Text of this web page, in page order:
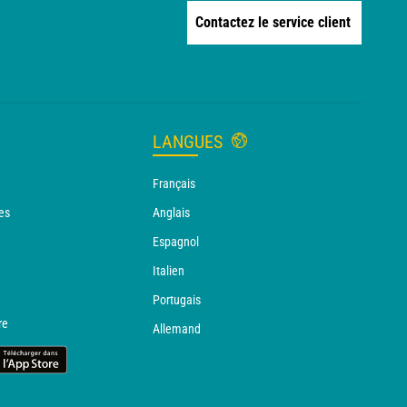
Contactez le service client
LANGUES
Français
Anglais
Espagnol
Italien
Portugais
Allemand